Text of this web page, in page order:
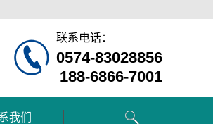
联系电话：
0574-83028856
188-6866-7001
我们